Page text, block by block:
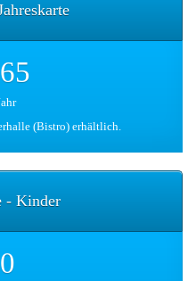
(Bistro) erhältlich.
- Kinder